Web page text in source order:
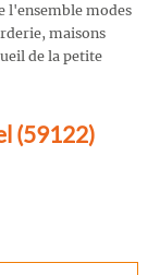
l'ensemble modes
maisons
de la petite
(59122)